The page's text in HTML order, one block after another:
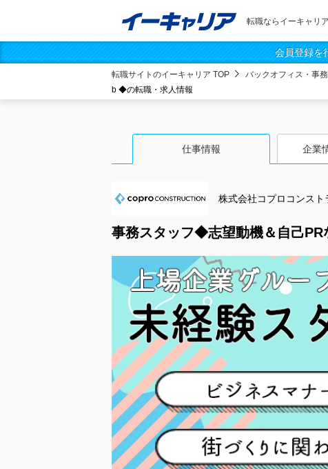
転職ならイーキャリア
会員登録を
転職サイトのイーキャリア TOP バックオフィス・事
b ◆の転職・求人情報
仕事情報 企業
株式会社コプロコンスト
事務スタッフ◆志望動機＆自己